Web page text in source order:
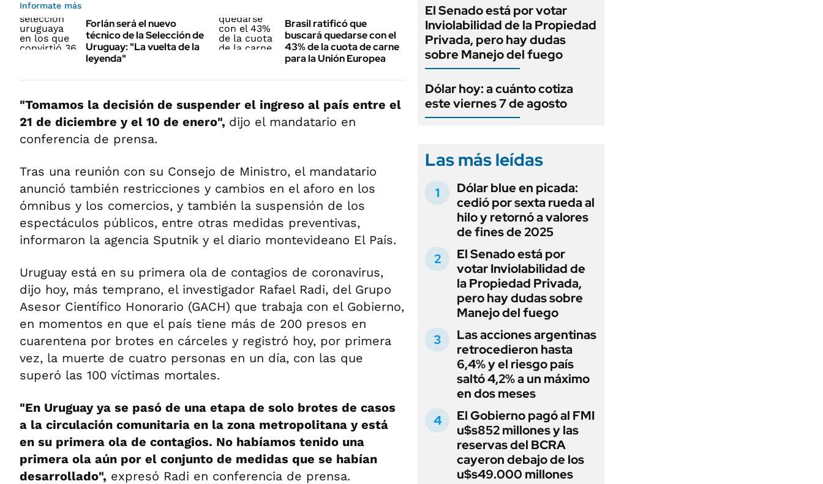
Informate más
Forlán será el nuevo
técnico de la Selección de
Uruguay: "La vuelta de la
leyenda"
Brasil ratificó que
buscará quedarse con el
43% de la cuota de carne
para la Unión Europea
"Tomamos la decisión de suspender el ingreso al país entre el
21 de diciembre y el 10 de enero", dijo el mandatario en
conferencia de prensa.
Tras una reunión con su Consejo de Ministro, el mandatario
anunció también restricciones y cambios en el aforo en los
ómnibus y los comercios, y también la suspensión de los
espectáculos públicos, entre otras medidas preventivas,
informaron la agencia Sputnik y el diario montevideano El País.
Uruguay está en su primera ola de contagios de coronavirus,
dijo hoy, más temprano, el investigador Rafael Radi, del Grupo
Asesor Científico Honorario (GACH) que trabaja con el Gobierno,
en momentos en que el país tiene más de 200 presos en
cuarentena por brotes en cárceles y registró hoy, por primera
vez, la muerte de cuatro personas en un día, con las que
superó las 100 víctimas mortales.
"En Uruguay ya se pasó de una etapa de solo brotes de casos
a la circulación comunitaria en la zona metropolitana y está
en su primera ola de contagios. No habíamos tenido una
primera ola aún por el conjunto de medidas que se habían
desarrollado", expresó Radi en conferencia de prensa.
El Senado está por votar
Inviolabilidad de la Propiedad
Privada, pero hay dudas
sobre Manejo del fuego
Dólar hoy: a cuánto cotiza
este viernes 7 de agosto
Las más leídas
Dólar blue en picada:
cedió por sexta rueda al
hilo y retornó a valores
de fines de 2025
El Senado está por
votar Inviolabilidad de
la Propiedad Privada,
pero hay dudas sobre
Manejo del fuego
Las acciones argentinas
retrocedieron hasta
6,4% y el riesgo país
saltó 4,2% a un máximo
en dos meses
El Gobierno pagó al FMI
u$s852 millones y las
reservas del BCRA
cayeron debajo de los
u$s49.000 millones